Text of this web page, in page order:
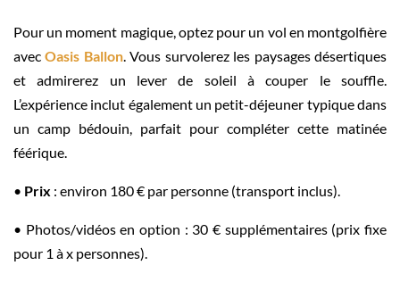
Pour un moment magique, optez pour un vol en montgolfière
avecOasis Ballon. Vous survolerez les paysages désertiques
et admirerez un lever de soleil à couper le souffle.
L’expérience inclut également un petit-déjeuner typique dans
un camp bédouin, parfait pour compléter cette matinée
féérique.
• Prix : environ 180 € par personne (transport inclus).
• Photos/vidéos en option : 30 € supplémentaires (prix fixe
pour 1 à x personnes).